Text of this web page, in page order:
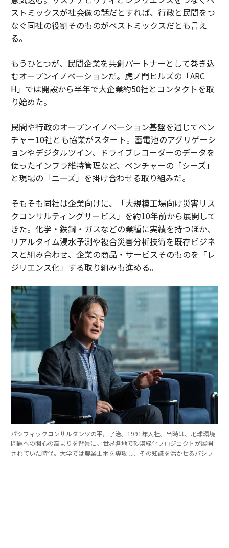
ストミックスが社会像の話だとすれば、行政と民間をつ
なぐ同社の役割そのものがベストミックスだとも言え
る。
もうひとつが、民間企業を共創パートナーとして巻き込
むオープンイノベーションだ。虎ノ門ヒルズの「ARC
H」では開設から半年で大企業約50社とコンタクトを取
り始めた。
民間や行政のオープンイノベーション基盤を通じてベン
チャー10社とも協業がスタート。蓄電池のアグリゲーシ
ョンやデジタルツイン、ドライブレコーダーのデータを
使ったインフラ維持管理など、ベンチャーの「シーズ」
と現場の「ニーズ」を掛け合わせる取り組みだ。
そもそも同社は企業向けに、「大規模工場向け災害リス
クコンサルティングサービス」を約10年前から展開して
きた。化学・鉄鋼・ガスなどの業種に実績を持つほか、
リアルタイム浸水予測や複合災害分析技術を既存ビジネ
スと組み合わせ、企業の商品・サービスそのものを「レ
ジリエンス化」する取り組みも進める。
パシフィックコンサルタンツの平川了治。1991年入社。当時は、地球環境
問題への関心の高まりを背景に、世界各地で砂漠緑化プロジェクトが展開
されていた時代。大学では農業土木を専攻し、その知識を活かせるパシフ